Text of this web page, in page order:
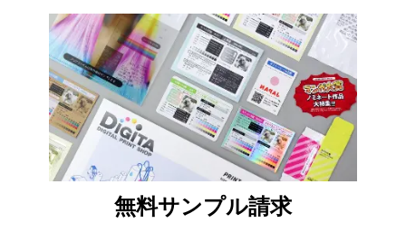
無料サンプル請求